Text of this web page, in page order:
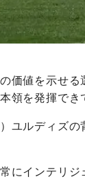
の価値を示せ
領を発揮でき
）ユルディズ
常にインテリ